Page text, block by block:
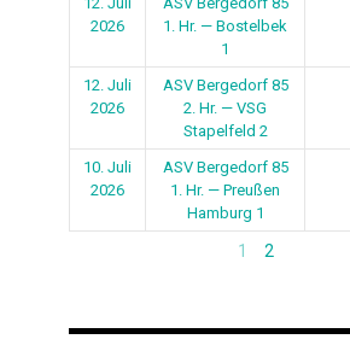
2026
1. Hr. — Bostelbek
1
12. Juli
2026
ASV Bergedorf 85
2. Hr. — VSG
Stapelfeld 2
10. Juli
2026
ASV Bergedorf 85
1. Hr. — Preußen
Hamburg 1
1 2